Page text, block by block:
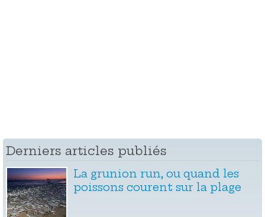
Derniers articles publiés
La grunion run, ou quand les
poissons courent sur la plage